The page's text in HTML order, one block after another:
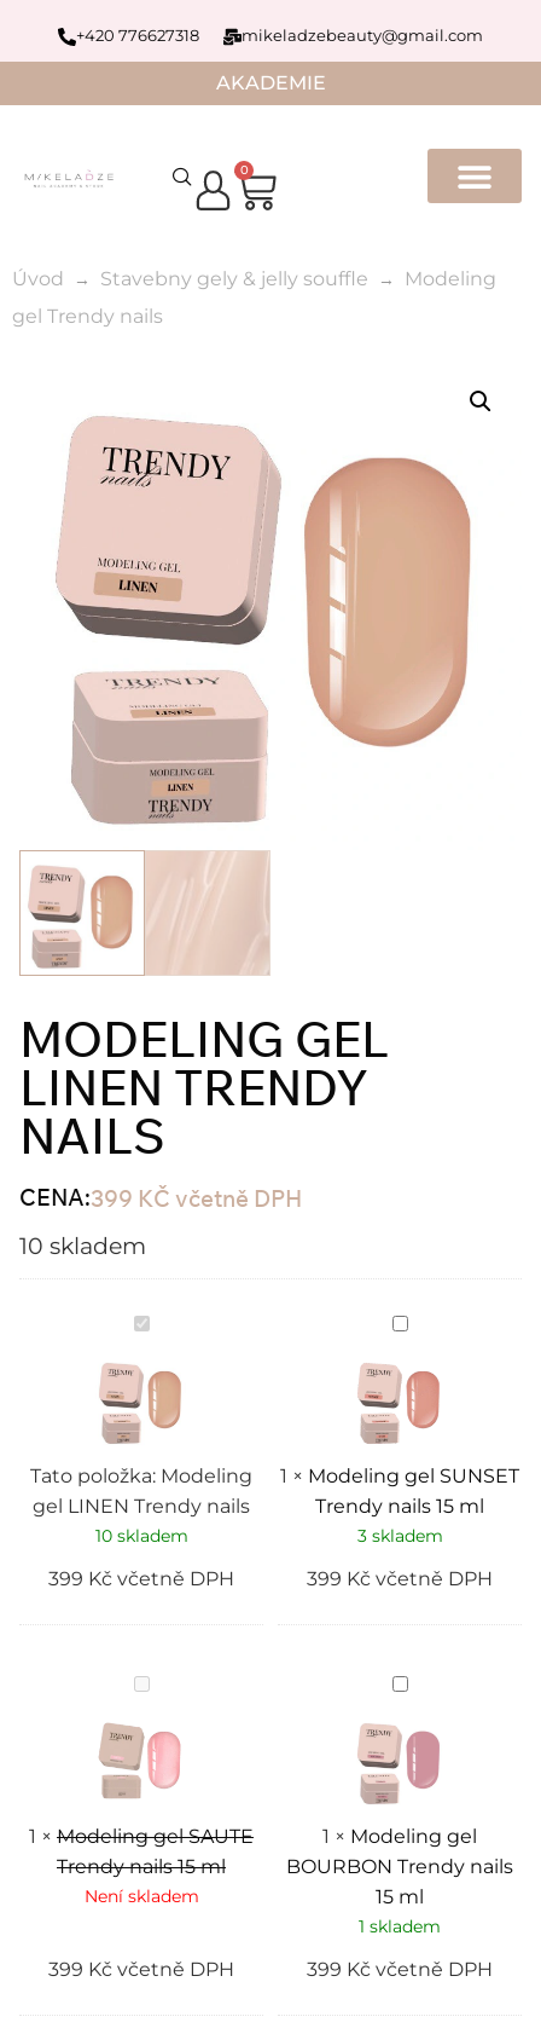
+420 776627318 mikeladzebeauty@gmail.com
AKADEMIE
0
Úvod Stavebny gely & jelly souffle
Modeling
gel Trendy nails
MODELING GEL
LINEN TRENDY
NAILS
CENA:399 KČ včetně DPH
10 skladem
Modeling
gel
Trendy
nails
Tato položka: Modeling
gel LINEN Trendy nails
10 skladem
399 Kč včetně DPH
Modeling
gel
Trendy
nails
15
ml
1 × Modeling gel SUNSET
Trendy nails 15 ml
3 skladem
399 Kč včetně DPH
Modeling
gel
Trendy
nails
15
ml
1 × Modeling gel SAUTE
Trendy nails 15 ml
Není skladem
399 Kč včetně DPH
Modeling
gel
Trendy
nails
15
ml
1 × Modeling gel
BOURBON Trendy nails
15 ml
1 skladem
399 Kč včetně DPH